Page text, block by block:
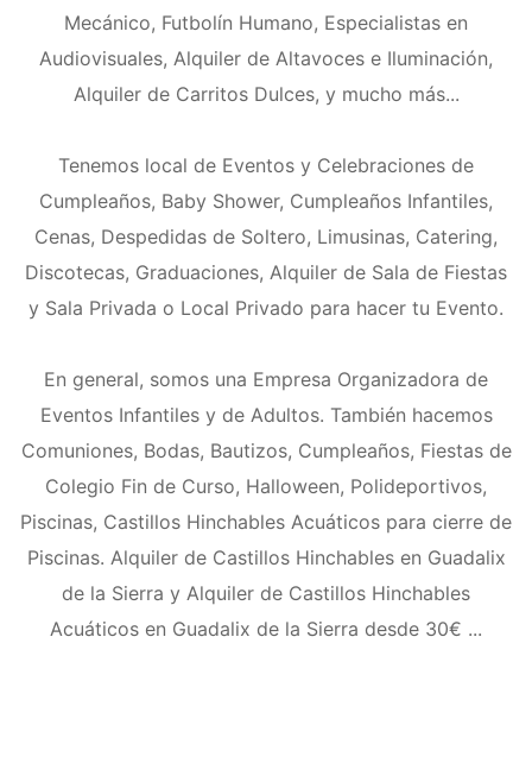
Mecánico, Futbolín Humano, Especialistas en
Audiovisuales, Alquiler de Altavoces e Iluminación,
Alquiler de Carritos Dulces, y mucho más...
Tenemos local de Eventos y Celebraciones de
Cumpleaños, Baby Shower, Cumpleaños Infantiles,
Cenas, Despedidas de Soltero, Limusinas, Catering,
Discotecas, Graduaciones, Alquiler de Sala de Fiestas
y Sala Privada o Local Privado para hacer tu Evento.
En general, somos una Empresa Organizadora de
Eventos Infantiles y de Adultos. También hacemos
Comuniones, Bodas, Bautizos, Cumpleaños, Fiestas de
Colegio Fin de Curso, Halloween, Polideportivos,
Piscinas, Castillos Hinchables Acuáticos para cierre de
Piscinas. Alquiler de Castillos Hinchables en Guadalix
de la Sierra y Alquiler de Castillos Hinchables
Acuáticos en Guadalix de la Sierra desde 30€ ...